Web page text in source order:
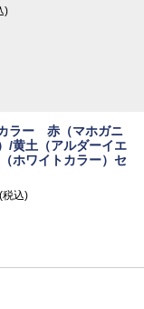
)
ラー 赤（マホガニ
/黄土（アルダーイエ
ホワイトカラー）セ
(税込)